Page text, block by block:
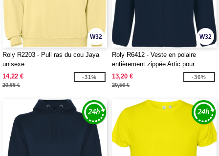
W32
Roly R2203 - Pull ras du cou Jaya
unisexe
14,22 €
20,66 €
-31%
W32
Roly R6412 - Veste en polaire
entièrement zippée Artic pour
homme
13,20 €
20,56 €
-36%